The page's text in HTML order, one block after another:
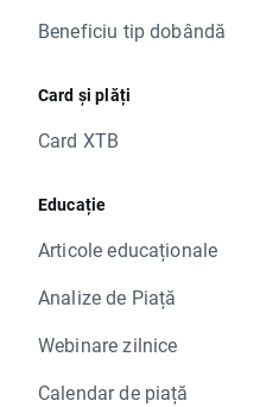
Beneficiu tip dobândă
Card și plăți
Card XTB
Educație
Articole educaționale
Analize de Piață
Webinare zilnice
Calendar de piață